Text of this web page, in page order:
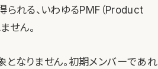
られる、いわゆるPMF（Product
せん。
なりません。初期メンバーであれ